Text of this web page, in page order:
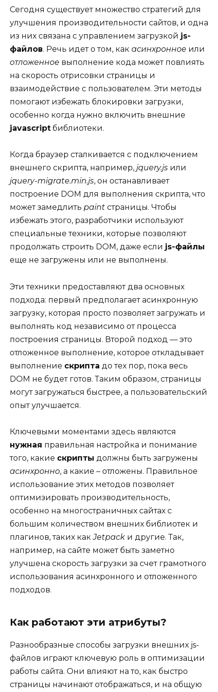
Сегодня существует множество стратегий для
улучшения производительности сайтов, и одна
из них связана с управлением загрузкой js-
файлов. Речь идет о том, как асинхронное или
отложенное выполнение кода может повлиять
на скорость отрисовки страницы и
взаимодействие с пользователем. Эти методы
помогают избежать блокировки загрузки,
особенно когда нужно включить внешние
javascript библиотеки.
Когда браузер сталкивается с подключением
внешнего скрипта, например, jquery.js или
jquery-migrate.min.js, он останавливает
построение DOM для выполнения скрипта, что
может замедлить paint страницы. Чтобы
избежать этого, разработчики используют
специальные техники, которые позволяют
продолжать строить DOM, даже если js-файлы
еще не загружены или не выполнены.
Эти техники предоставляют два основных
подхода: первый предполагает асинхронную
загрузку, которая просто позволяет загружать и
выполнять код независимо от процесса
построения страницы. Второй подход — это
отложенное выполнение, которое откладывает
выполнение скрипта до тех пор, пока весь
DOM не будет готов. Таким образом, страницы
могут загружаться быстрее, а пользовательский
опыт улучшается.
Ключевыми моментами здесь являются
нужная правильная настройка и понимание
того, какие скрипты должны быть загружены
асинхронно, а какие – отложены. Правильное
использование этих методов позволяет
оптимизировать производительность,
особенно на многостраничных сайтах с
большим количеством внешних библиотек и
плагинов, таких какJetpack и другие. Так,
например, на сайте может быть заметно
улучшена скорость загрузки за счет грамотного
использования асинхронного и отложенного
подходов.
Как работают эти атрибуты?
Разнообразные способы загрузки внешних js-
файлов играют ключевую роль в оптимизации
работы сайта. Они влияют на то, как быстро
страницы начинают отображаться, и на общую